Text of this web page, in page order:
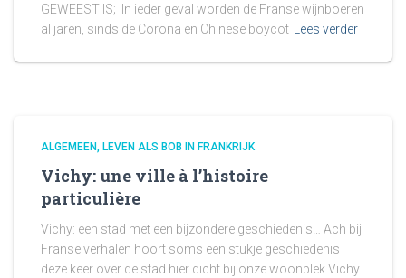
GEWEEST IS; In ieder geval worden de Franse wijnboeren
al jaren, sinds de Corona en Chinese boycot
Lees verder
ALGEMEEN LEVEN ALS BOB IN FRANKRIJK
Vichy: une ville à l’histoire
particulière
Vichy: een stad met een bijzondere geschiedenis… Ach bij
Franse verhalen hoort soms een stukje geschiedenis
deze keer over de stad hier dicht bij onze woonplek Vichy